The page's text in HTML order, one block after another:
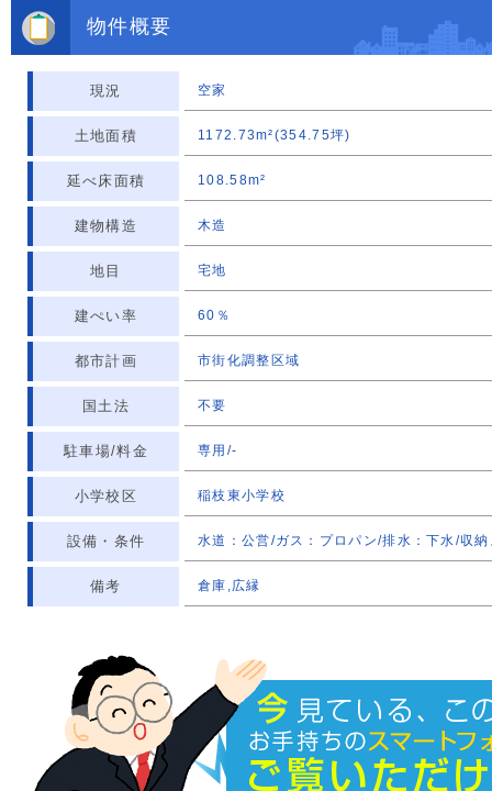
物件概要
現況 空家
土地面積 1172.73m²(354.75坪)
延べ床面積 108.58m²
建物構造 木造
地目 宅地
建ぺい率 60％
都市計画 市街化調整区域
国土法 不要
駐車場/料金 専用/-
小学校区 稲枝東小学校
設備・条件 水道：公営/ガス：プロパン/排水：下水/収
備考 倉庫,広縁